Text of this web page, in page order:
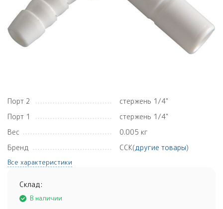
Порт 2
стержень 1/4"
Порт 1
стержень 1/4"
Вес
0.005 кг
Бренд
CCK(другие товары)
Все характеристики
Склад:
В наличии